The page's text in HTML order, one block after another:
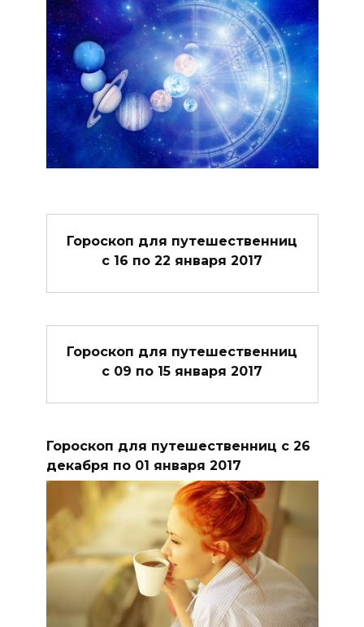
Гороскоп для путешественниц
с 16 по 22 января 2017
Гороскоп для путешественниц
с 09 по 15 января 2017
Гороскоп для путешественниц с 26
декабря по 01 января 2017